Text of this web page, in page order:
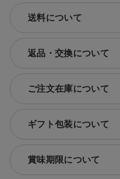
送料について
返品・交換について
ご注文在庫について
ギフト包装について
賞味期限について